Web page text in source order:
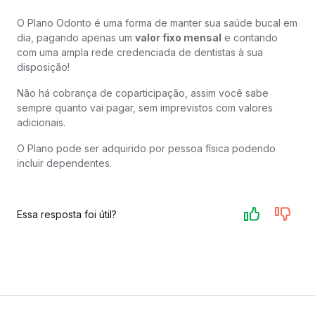
O Plano Odonto é uma forma de manter sua saúde bucal em
dia, pagando apenas um valor fixo mensal e contando
com uma ampla rede credenciada de dentistas à sua
disposição!
Não há cobrança de coparticipação, assim você sabe
sempre quanto vai pagar, sem imprevistos com valores
adicionais.
O Plano pode ser adquirido por pessoa física podendo
incluir dependentes.
Essa resposta foi útil?